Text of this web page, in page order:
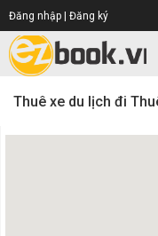
Đăng nhập | Đăng ký
Thuê xe du lịch đi